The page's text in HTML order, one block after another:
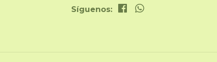
Síguenos: